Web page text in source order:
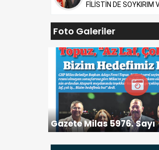
FİLİSTİN DE SOYKIRIM
Foto Galeriler
Gazete Milas 5976. Sayı